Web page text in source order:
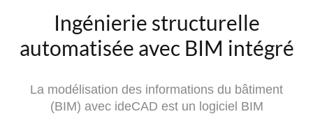
Ingénierie structurelle
automatisée avec BIM intégré
La modélisation des informations du bâtiment
(BIM) avec ideCAD est un logiciel BIM